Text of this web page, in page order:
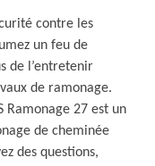
contre les
un feu de
de l’entretenir
de ramonage.
Ramonage 27 est un
de cheminée
des questions,